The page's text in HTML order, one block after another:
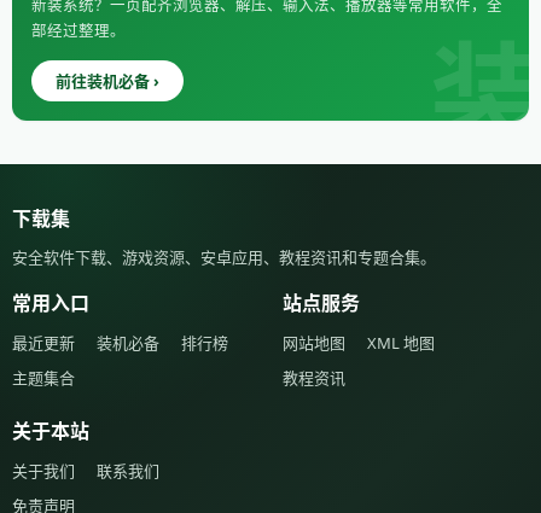
新装系统？一页配齐浏览器、解压、输入法、播放器等常用软件，全
部经过整理。
前往装机必备 ›
下载集
安全软件下载、游戏资源、安卓应用、教程资讯和专题合集。
常用入口
最近更新 装机必备
排行榜
主题集合
站点服务
网站地图
XML 地图
教程资讯
关于本站
关于我们
联系我们
免责声明